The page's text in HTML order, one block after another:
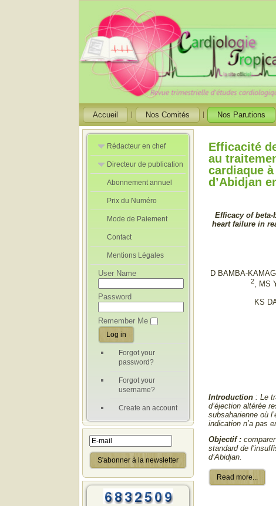
Accueil Nos Comités Nos Parutions
Rédacteur en chef
Rédacteurs en
Chef Adjoint
Directeur de publication
Directeur de
publication
adjoint
Abonnement annuel
Prix du Numéro
Mode de Paiement
Contact
Mentions Légales
User Name
Password
Remember Me
Forgot your
password?
Forgot your
username?
Create an account
Efficacité
au
cardiaque
d’Abidjan
Efficacy of
heart failure in
D BAMBA-
2, MS
KS
Introduction : Le
d’éjection altérée
subsaharienne où
indication n’a pas
Objectif :
standard de
d’Abidjan.
Read more...